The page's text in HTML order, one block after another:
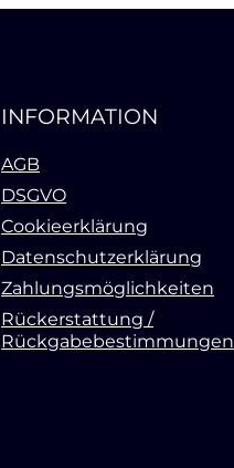
INFORMATION
AGB
DSGVO
Cookieerklärung
Datenschutzerklärung
Zahlungsmöglichkeiten
Rückerstattung /
Rückgabebestimmungen